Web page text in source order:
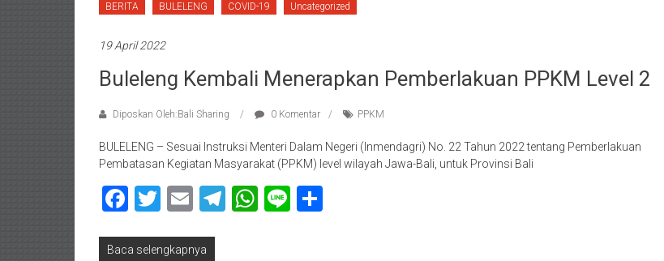
BERITA BULELENG COVID-19 Uncategorized
19 April 2022
Buleleng Kembali Menerapkan Pemberlakuan PPKM Level 2
Diposkan Oleh:Bali Sharing 0 Komentar PPKM
BULELENG – Sesuai Instruksi Menteri Dalam Negeri (Inmendagri) No. 22 Tahun 2022 tentang Pemberlakuan
Pembatasan Kegiatan Masyarakat (PPKM) level wilayah Jawa-Bali, untuk Provinsi Bali
Facebook
Twitter
EmailTelegram
WhatsApp
Line
Baca selengkapnya